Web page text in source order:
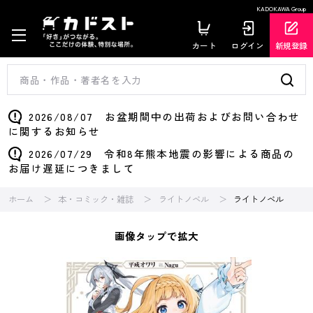
KADOKAWA Group
カート ログイン 新規登録
2026/08/07 お盆期間中の出荷およびお問い合わせ
に関するお知らせ
2026/07/29 令和8年熊本地震の影響による商品の
お届け遅延につきまして
ホーム 本・コミック・雑誌 ライトノベル ライトノベル
画像タップで拡大